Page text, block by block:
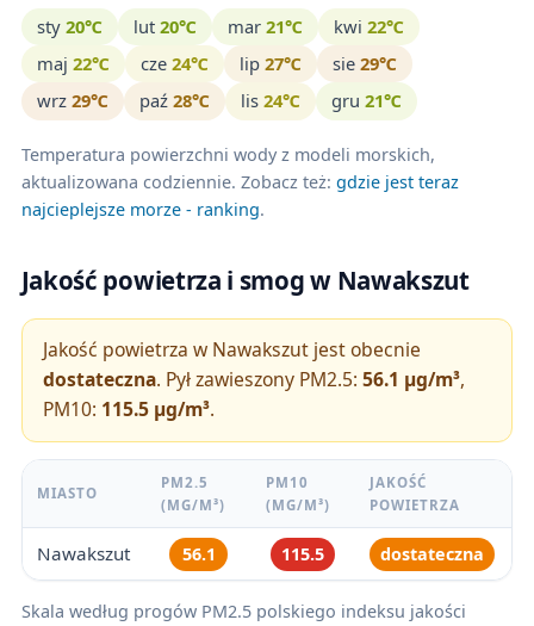
sty 20℃ lut 20℃ mar 21℃ kwi 22℃
maj 22℃ cze 24℃ lip 27℃ sie 29℃
wrz 29℃ paź 28℃ lis 24℃ gru 21℃
Temperatura powierzchni wody z modeli morskich,
aktualizowana codziennie. Zobacz też: gdzie jest teraz
najcieplejsze morze - ranking.
Jakość powietrza i smog w Nawakszut
Jakość powietrza w Nawakszut jest obecnie
dostateczna. Pył zawieszony PM2.5:56.1 µg/m³,
PM10: 115.5 µg/m³.
MIASTO
PM2.5
(ΜG/M³)
PM10
(ΜG/M³)
JAKOŚĆ
POWIETRZA
Nawakszut 56.1 115.5 dostateczna
Skala według progów PM2.5 polskiego indeksu jakości